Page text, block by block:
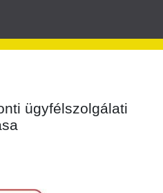
ügyfélszolgálati